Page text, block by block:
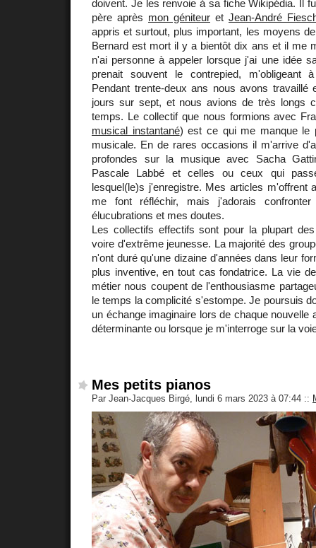
doivent. Je les renvoie à sa fiche Wikipédia. Il
père après mon géniteur et Jean-André
appris et surtout, plus important, les moyens
Bernard est mort il y a bientôt dix ans et il me
n'ai personne à appeler lorsque j'ai une idée
prenait souvent le contrepied, m'obligeant
Pendant trente-deux ans nous avons travaillé
jours sur sept, et nous avions de très longs
temps. Le collectif que nous formions avec
musical instantané) est ce qui me manque le
musicale. En de rares occasions il m'arrive
profondes sur la musique avec Sacha
Pascale Labbé et celles ou ceux qui
lesquel(le)s j'enregistre. Mes articles m'offrent
me font réfléchir, mais j'adorais confronter
élucubrations et mes doutes.
Les collectifs effectifs sont pour la plupart
voire d'extrême jeunesse. La majorité des
n'ont duré qu'une dizaine d'années dans leur
plus inventive, en tout cas fondatrice. La vie
métier nous coupent de l'enthousiasme
le temps la complicité s'estompe. Je poursuis
un échange imaginaire lors de chaque nouvelle
déterminante ou lorsque je m'interroge sur la
Mes petits pianos
Par Jean-Jacques Birgé, lundi 6 mars 2023 à 07:44 ::